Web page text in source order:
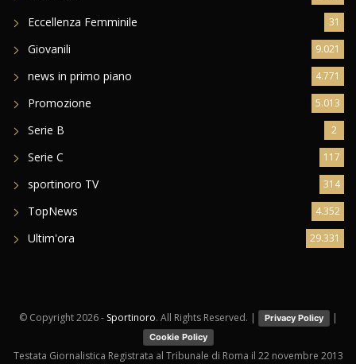
Eccellenza Femminile 31
Giovanili 9.021
news in primo piano 4.771
Promozione 5.013
Serie B 2
Serie C 117
sportinoro TV 314
TopNews 4.352
Ultim'ora 29.331
© Copyright2026 - Sportinoro. All Rights Reserved. | Privacy Policy |
Cookie Policy
Testata Giornalistica Registrata al Tribunale di Roma il 22 novembre 2013